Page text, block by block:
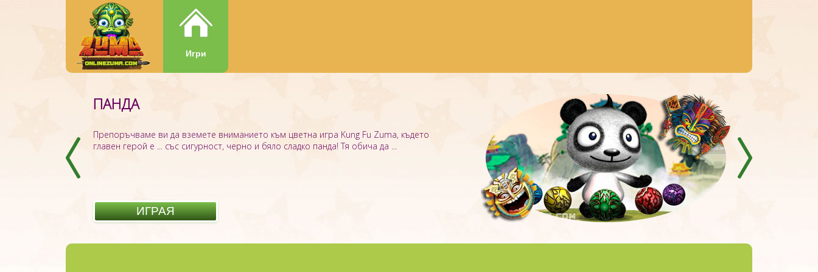
Игри
ПАНДА
Препоръчваме ви да вземете вниманието към цветна игра Kung Fu Zuma, където
главен герой е ... със сигурност, черно и бяло сладко панда! Тя обича да ...
ИГРАЯ